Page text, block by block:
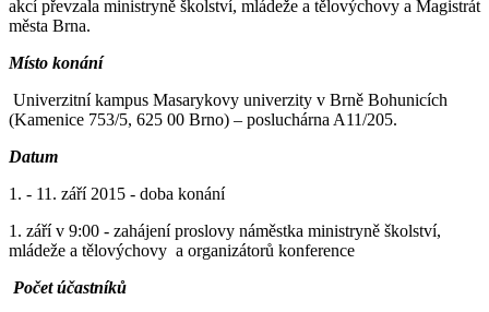
akcí převzala ministryně školství, mládeže a tělovýchovy a Magistrát
města Brna.
Místo konání
Univerzitní kampus Masarykovy univerzity v Brně Bohunicích
(Kamenice 753/5, 625 00 Brno) – posluchárna A11/205.
Datum
1. - 11. září 2015 - doba konání
1. září v 9:00 - zahájení proslovy náměstka ministryně školství,
mládeže a tělovýchovy a organizátorů konference
Počet účastníků